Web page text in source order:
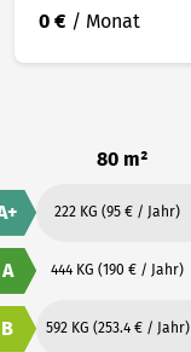
0 € / Monat
80 m²
222 KG (95 € / Jahr)
A 444 KG (190 € / Jahr)
B 592 KG (253.4 € / Jahr)